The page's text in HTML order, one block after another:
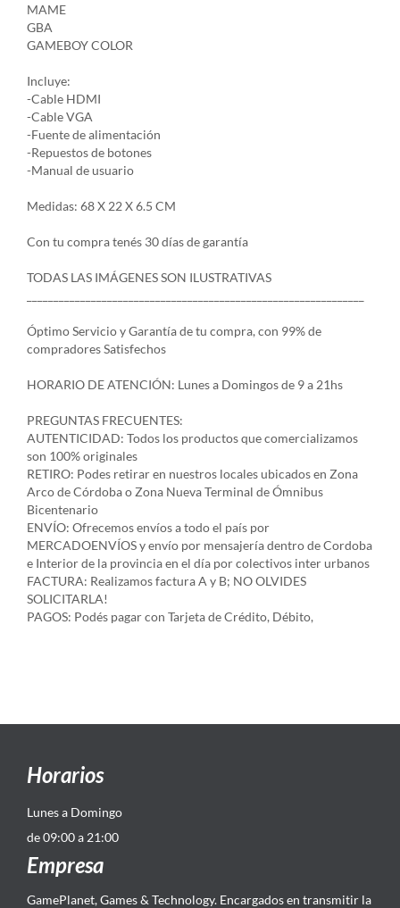
MAME
GBA
GAMEBOY COLOR
Incluye:
-Cable HDMI
-Cable VGA
-Fuente de alimentación
-Repuestos de botones
-Manual de usuario
Medidas: 68 X 22 X 6.5 CM
Con tu compra tenés 30 días de garantía
TODAS LAS IMÁGENES SON ILUSTRATIVAS
Óptimo Servicio y Garantía de tu compra, con 99% de
compradores Satisfechos
HORARIO DE ATENCIÓN: Lunes a Domingos de 9 a 21hs
PREGUNTAS FRECUENTES:
AUTENTICIDAD: Todos los productos que comercializamos
son 100% originales
RETIRO: Podes retirar en nuestros locales ubicados en Zona
Arco de Córdoba o Zona Nueva Terminal de Ómnibus
Bicentenario
ENVÍO: Ofrecemos envíos a todo el país por
MERCADOENVÍOS y envío por mensajería dentro de Cordoba
e Interior de la provincia en el día por colectivos inter urbanos
FACTURA: Realizamos factura A y B; NO OLVIDES
SOLICITARLA!
PAGOS: Podés pagar con Tarjeta de Crédito, Débito,
Horarios
Lunes a Domingo
de 09:00 a 21:00
Empresa
GamePlanet, Games & Technology. Encargados en transmitir la